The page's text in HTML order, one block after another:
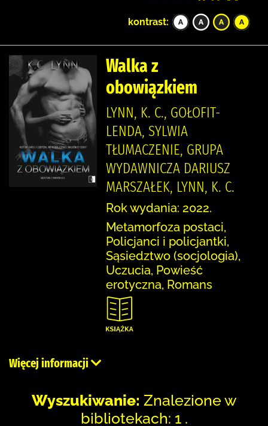
kontrast:
Walka z
obowiązkiem
LYNN, K. C., GOŁOFIT-
LENDA, SYLWIA
TŁUMACZENIE, GRUPA
WYDAWNICZA DARIUSZ
MARSZAŁEK, LYNN, K. C.
Rok wydania: 2022.
Metamorfoza postaci,
Policjanci i policjantki,
Sąsiedztwo (socjologia),
Uczucia, Powieść
erotyczna, Romans
Więcej informacji
Wyszukiwanie: Znalezione w
bibliotekach: 1 .